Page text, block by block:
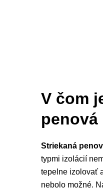
V čom
penová
Striekaná
typmi izolácií
tepelne izolovať
nebolo možné.